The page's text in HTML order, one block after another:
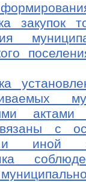
закупок
актами
с
и иной